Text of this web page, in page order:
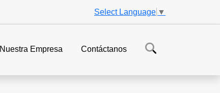
Select Language ▼
Nuestra Empresa Contáctanos